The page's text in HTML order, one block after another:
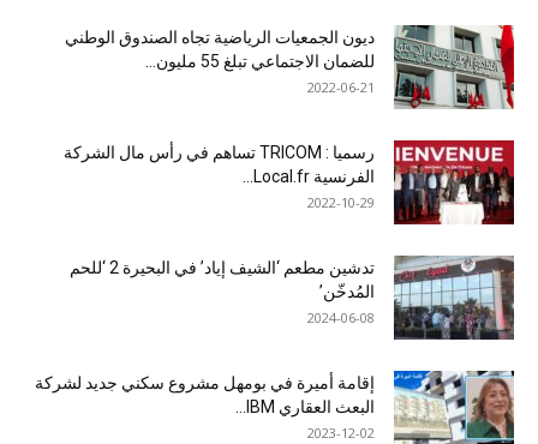
ديون الجمعيات الرياضية تجاه الصندوق الوطني
للضمان الاجتماعي تبلغ 55 مليون...
2022-06-21
رسميا : TRICOM تساهم في رأس مال الشركة
الفرنسية Local.fr...
2022-10-29
تدشين مطعم ‘الشيف إياد’ في البحيرة 2 ‘للحم
المُدخّن’
2024-06-08
إقامة أميرة في بومهل مشروع سكني جديد لشركة
البعث العقاري IBM...
2023-12-02